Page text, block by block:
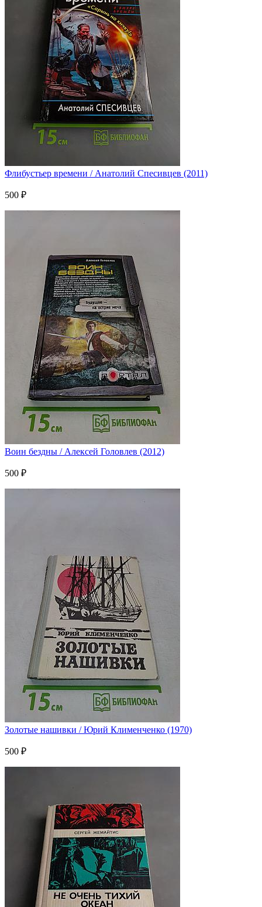
Флибустьер времени / Анатолий Спесивцев (2011)
500 ₽
Воин бездны / Алексей Головлев (2012)
500 ₽
Золотые нашивки / Юрий Клименченко (1970)
500 ₽